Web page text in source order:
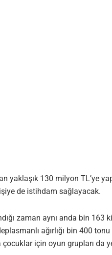
yaklaşık 130 milyon TL’ye
de istihdam sağlayacak.
zaman aynı anda bin
ağırlığı bin 400
çocuklar için oyun grupları da